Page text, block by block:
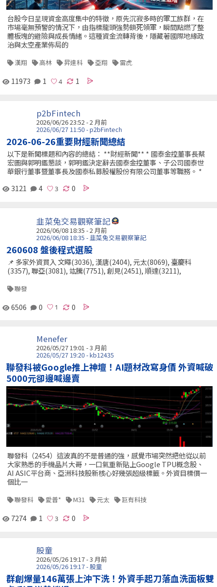
台股今日呈現資金高度集中的特徵，原先沉寂多時的軍工族群，在
市場毫無預警的情況下，由指標龍頭強勢鎖死領軍，瞬間點燃了整
體板塊的避險與成長情緒。這種資金流轉背後，隱藏著國際地緣政
治與太空產業佈局的
漢翔 高林 昇達科 亞翔 雷虎
11973 1 1
p2bFintech
2026/06/26 23:52 - 2 月前
2026/06/27 11:50 - p2bFintech
2026-06-26重要財經新聞總結
以下是新聞標題和內容的總結： **財經新聞** * 國泰金控董事長蔡
宏圖與郭明鑑懇談，郭明鑑決定辭去國泰金控董事、子公司國泰世
華銀行董事暨董事長及國泰私募股權股份有限公司董事等職務。 *
3121
4 0
韭菜兔交易觀察筆記
2026/06/08 18:35 - 2 月前
2026/06/08 18:35 - 韭菜兔交易觀察筆記
260608 盤後程式選股
📌 多家外資買入 文曄(3036), 漢唐(2404), 元太(8069), 臺慶科
(3357), 聯亞(3081), 竑騰(7751), 創見(2451), 順達(3211),
聯發
6506 0 0
Menefer
2026/05/27 19:01 - 3 月前
2026/05/27 19:20 - kb12435
聯發科被Google推上神壇！AI題材改寫身價 外資喊破
5000元卻邊喊邊賣
聯發科（2454）這波真的不是普通的強，感覺市場突然把他從以前
大家熟悉的手機晶片大哥，一口氣重新貼上Google TPU概念股、
AI ASIC平台商、亞洲科技股新核心好幾張超級標籤。外資目標價一
個比一
聯發科 愛普* M31 元太 巨有科技
7274 1 0
股童
2026/05/26 19:17 - 3 月前
2026/05/26 19:17 - 股童
群創爆量146萬張上沖下洗！外資手起刀落血洗面板雙